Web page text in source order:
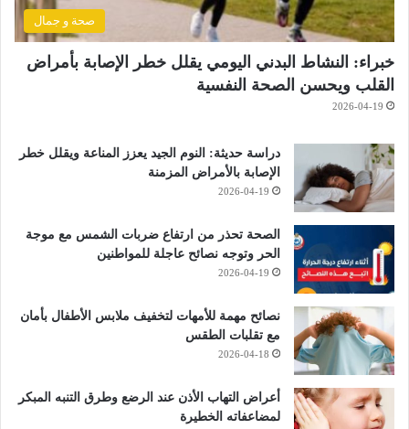
صحة و جمال
خبراء: النشاط البدني اليومي يقلل خطر الإصابة بأمراض
القلب ويحسن الصحة النفسية
2026-04-19
دراسة حديثة: النوم الجيد يعزز المناعة ويقلل خطر
الإصابة بالأمراض المزمنة
2026-04-19
الصحة تحذر من ارتفاع ضربات الشمس مع موجة
الحر وتوجه نصائح عاجلة للمواطنين
2026-04-19
نصائح مهمة للأمهات لتخفيف ملابس الأطفال بأمان
مع تقلبات الطقس
2026-04-18
أعراض التهاب الأذن عند الرضع وطرق التنبه المبكر
لمضاعفاته الخطيرة